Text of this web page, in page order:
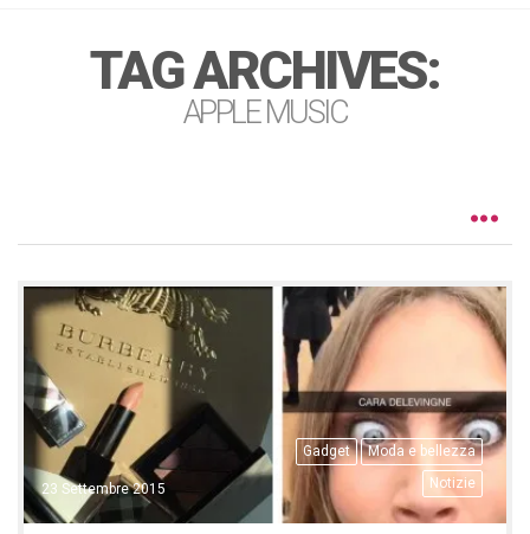
TAG ARCHIVES:
APPLE MUSIC
Gadget
Moda e bellezza
Notizie
23 Settembre 2015